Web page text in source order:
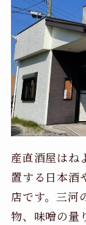
産直酒屋はね
置する日本酒
店です。三河
物、味噌の量